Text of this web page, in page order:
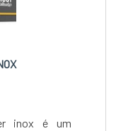
inox é um